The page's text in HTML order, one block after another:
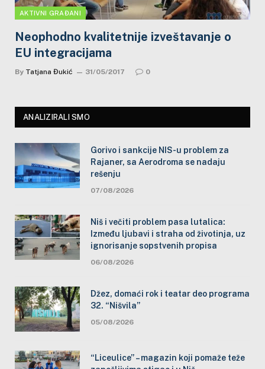
AKTIVNI GRAĐANI
Neophodno kvalitetnije izveštavanje o
EU integracijama
By Tatjana Đukić 31/05/2017 0
ANALIZIRALI SMO
Gorivo i sankcije NIS-u problem za
Rajaner, sa Aerodroma se nadaju
rešenju
07/08/2026
Niš i večiti problem pasa lutalica:
Između ljubavi i straha od životinja, uz
ignorisanje sopstvenih propisa
06/08/2026
Džez, domaći rok i teatar deo programa
32. “Nišvila”
05/08/2026
“Liceulice” – magazin koji pomaže teže